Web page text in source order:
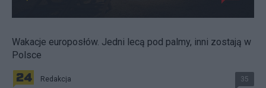
Wakacje europosłów. Jedni lecą pod palmy, inni zostają w
Polsce
Redakcja 35